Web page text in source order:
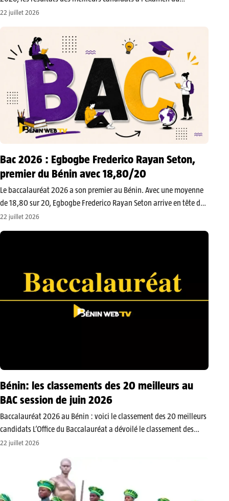
baccalauréat session de Juin 2026. La série G2 vient en tête du
22 juillet 2026
Bac 2026 : Egbogbe Frederico Rayan Seton,
premier du Bénin avec 18,80/20
Le baccalauréat 2026 a son premier au Bénin. Avec une moyenne
de 18,80 sur 20, Egbogbe Frederico Rayan Seton arrive en tête du
classement national établi par la Direction de l’Office du
22 juillet 2026
Bénin: les classements des 20 meilleurs au
BAC session de juin 2026
Baccalauréat 2026 au Bénin : voici le classement des 20 meilleurs
candidats L’Office du Baccalauréat a dévoilé le classement des
meilleurs candidats à l’examen du Baccalauréat, session unique
Egbogbé Frederico Rayan…
22 juillet 2026